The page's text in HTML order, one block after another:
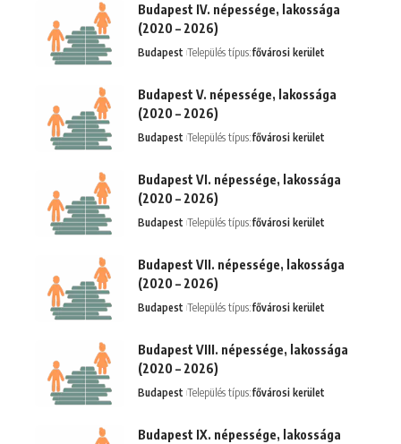
Budapest IV. népessége, lakossága
(2020 – 2026)
Budapest Település típus:fővárosi kerület
Budapest V. népessége, lakossága
(2020 – 2026)
Budapest Település típus:fővárosi kerület
Budapest VI. népessége, lakossága
(2020 – 2026)
Budapest Település típus:fővárosi kerület
Budapest VII. népessége, lakossága
(2020 – 2026)
Budapest Település típus:fővárosi kerület
Budapest VIII. népessége, lakossága
(2020 – 2026)
Budapest Település típus:fővárosi kerület
Budapest IX. népessége, lakossága